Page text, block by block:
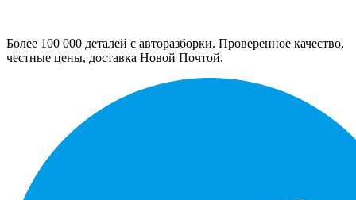
Более 100 000 деталей с авторазборки. Проверенное качество,
честные цены, доставка Новой Почтой.